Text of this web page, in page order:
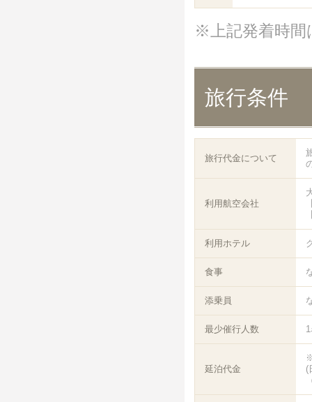
※上記発着時間
旅行条件
旅行代金について
利用航空会社
利用ホテル
食事
添乗員
最少催行人数
延泊代金
(